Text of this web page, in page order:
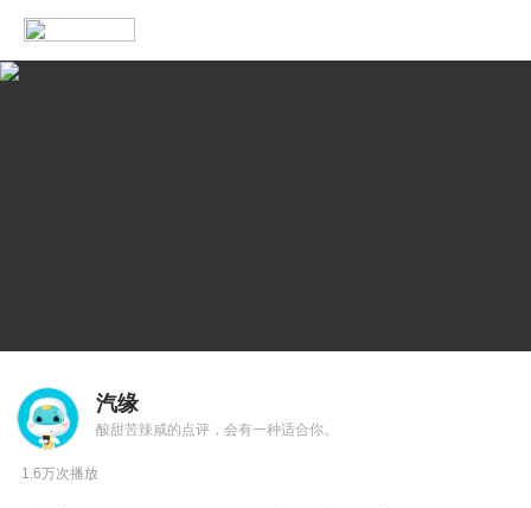
汽缘
酸甜苦辣咸的点评，会有一种适合你。
1.6万次播放